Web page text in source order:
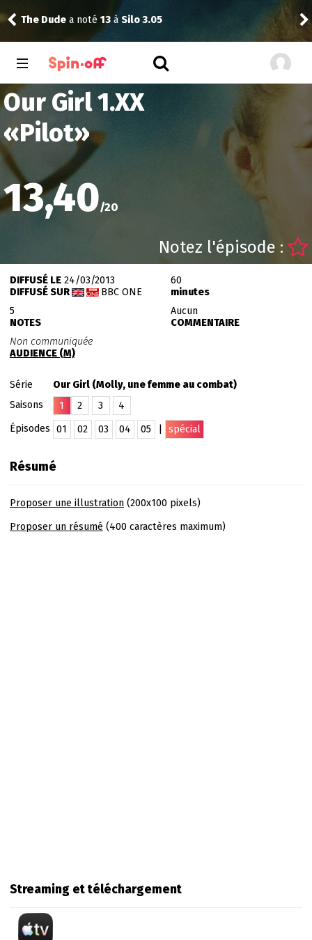
The Dude a noté 13à Silo 3.05
Our Girl 1.XX
«Pilot»
13,40/20
Notez l'épisode :
DIFFUSÉ LE24/03/2013
DIFFUSÉ SUR
BBC ONE
60
minutes
5
NOTES
Aucun
COMMENTAIRE
Non communiquée
AUDIENCE (M)
Série
Our Girl (Molly, une femme au combat)
Saisons
1 2 3
4
Épisodes
01 02 03 04 05 spécial
Résumé
Proposer une illustration(200x100 pixels)
Proposer un résumé (400 caractères maximum)
Streaming et téléchargement